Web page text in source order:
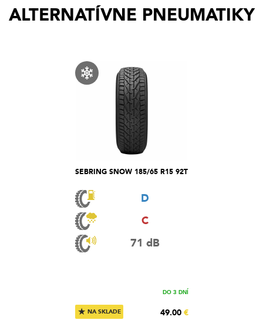
ALTERNATÍVNE PNEUMATIKY
SEBRING SNOW 185/65 R15 92T
D
C
71 dB
★ NA SKLADE
DO 3 DNÍ
49.00 €